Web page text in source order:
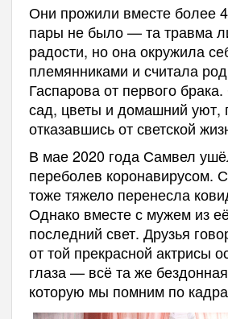
Они прожили вместе более
пары не было — та травма
радости, но она окружила
племянниками и считала
Гаспарова от первого
сад, цветы и домашний уют,
отказавшись от светской
В мае 2020 года Самвел
переболев коронавирусом.
тоже тяжело перенесла
Однако вместе с мужем из
последний свет. Друзья
от той прекрасной актрисы
глаза — всё та же бездонная
которую мы помним по